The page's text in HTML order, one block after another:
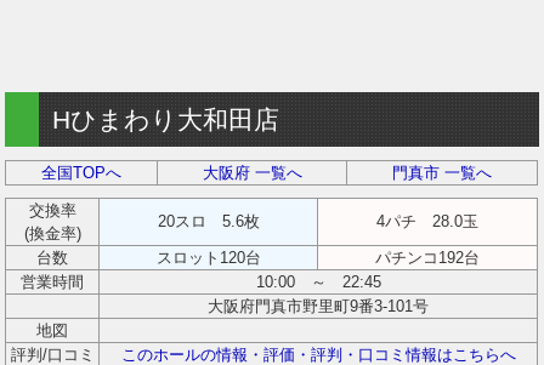
Hひまわり大和田店
全国TOPへ 大阪府 一覧へ 門真市 一覧へ
交換率
(換金率)
20スロ 5.6枚
4パチ 28.0玉
台数
スロット120台
パチンコ192台
営業時間
10:00 ～ 22:45
大阪府門真市野里町9番3-101号
地図
評判/口コミ
このホールの情報・評価・評判・口コミ情報はこちらへ